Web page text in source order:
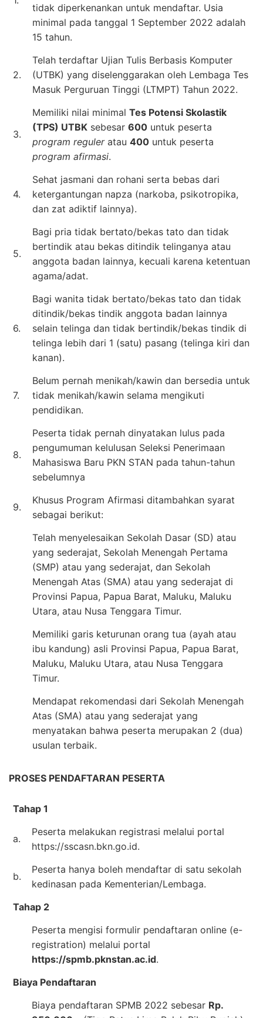
tidak diperkenankan untuk mendaftar. Usia
minimal pada tanggal 1 September 2022 adalah
15 tahun.
2.
Telah terdaftar Ujian Tulis Berbasis Komputer
(UTBK) yang diselenggarakan oleh Lembaga Tes
Masuk Perguruan Tinggi (LTMPT) Tahun 2022.
3.
Memiliki nilai minimal Tes Potensi Skolastik
(TPS) UTBK sebesar 600 untuk peserta
program reguleratau 400 untuk peserta
program afirmasi.
4.
Sehat jasmani dan rohani serta bebas dari
ketergantungan napza (narkoba, psikotropika,
dan zat adiktif lainnya).
5.
Bagi pria tidak bertato/bekas tato dan tidak
bertindik atau bekas ditindik telinganya atau
anggota badan lainnya, kecuali karena ketentuan
agama/adat.
6.
Bagi wanita tidak bertato/bekas tato dan tidak
ditindik/bekas tindik anggota badan lainnya
selain telinga dan tidak bertindik/bekas tindik di
telinga lebih dari 1 (satu) pasang (telinga kiri dan
kanan).
7.
Belum pernah menikah/kawin dan bersedia untuk
tidak menikah/kawin selama mengikuti
pendidikan.
8.
Peserta tidak pernah dinyatakan lulus pada
pengumuman kelulusan Seleksi Penerimaan
Mahasiswa Baru PKN STAN pada tahun-tahun
sebelumnya
9.
Khusus Program Afirmasi ditambahkan syarat
sebagai berikut:
Telah menyelesaikan Sekolah Dasar (SD) atau
yang sederajat, Sekolah Menengah Pertama
(SMP) atau yang sederajat, dan Sekolah
Menengah Atas (SMA) atau yang sederajat di
Provinsi Papua, Papua Barat, Maluku, Maluku
Utara, atau Nusa Tenggara Timur.
Memiliki garis keturunan orang tua (ayah atau
ibu kandung) asli Provinsi Papua, Papua Barat,
Maluku, Maluku Utara, atau Nusa Tenggara
Timur.
Mendapat rekomendasi dari Sekolah Menengah
Atas (SMA) atau yang sederajat yang
menyatakan bahwa peserta merupakan 2 (dua)
usulan terbaik.
PROSES PENDAFTARAN PESERTA
Tahap 1
a.
Peserta melakukan registrasi melalui portal
https://sscasn.bkn.go.id.
b.
Peserta hanya boleh mendaftar di satu sekolah
kedinasan pada Kementerian/Lembaga.
Tahap 2
Peserta mengisi formulir pendaftaran online (e-
registration) melalui portal
https://spmb.pknstan.ac.id.
Biaya Pendaftaran
Biaya pendaftaran SPMB 2022 sebesar Rp.